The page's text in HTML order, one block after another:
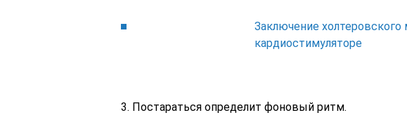
Заключение
кардиостимуляторе
3. Постараться определит фоновый ритм.